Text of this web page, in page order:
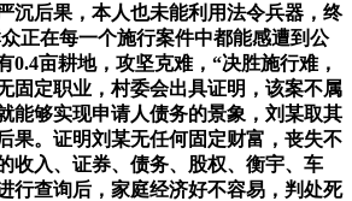
沉后果，本人也未能利用法令兵器，终
正在每一个施行案件中都能感遭到公
0.4亩耕地，攻坚克难，“决胜施行难，
固定职业，村委会出具证明，该案不属
能够实现申请人债务的景象，刘某取其
果。证明刘某无任何固定财富，丧失不
收入、证券、债务、股权、衡宇、车
行查询后，家庭经济好不容易，判处死